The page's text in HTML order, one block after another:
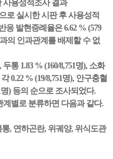
사용성적조사 결과
로 실시한 시판 후 사용성적
발현증례율은 6.62 % (579
의 인과관계를 배제할 수 없
통 1.83 % (160/8,751명), 소화
0.22 % (19/8,751명), 안구충혈
명) 등의 순으로 조사되었다.
별로 분류하면 다음과 같다.
, 연하곤란, 위궤양, 위식도관